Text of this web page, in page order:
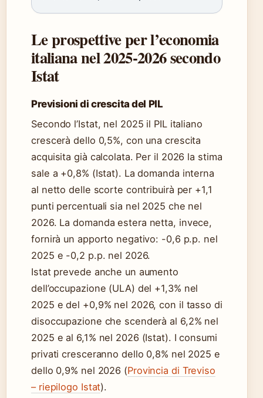
Le prospettive per l’economia
italiana nel 2025-2026 secondo
Istat
Previsioni di crescita del PIL
Secondo l’Istat, nel 2025 il PIL italiano
crescerà dello 0,5%, con una crescita
acquisita già calcolata. Per il 2026 la stima
sale a +0,8% (Istat). La domanda interna
al netto delle scorte contribuirà per +1,1
punti percentuali sia nel 2025 che nel
2026. La domanda estera netta, invece,
fornirà un apporto negativo: -0,6 p.p. nel
2025 e -0,2 p.p. nel 2026.
Istat prevede anche un aumento
dell’occupazione (ULA) del +1,3% nel
2025 e del +0,9% nel 2026, con il tasso di
disoccupazione che scenderà al 6,2% nel
2025 e al 6,1% nel 2026 (Istat). I consumi
privati cresceranno dello 0,8% nel 2025 e
dello 0,9% nel 2026 (Provincia di Treviso
– riepilogo Istat).